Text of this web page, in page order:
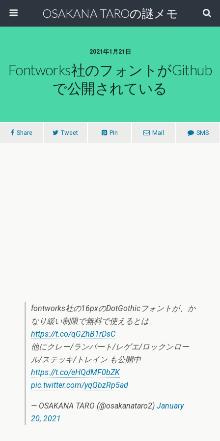
OSAKANA TAROの謎メモ
2021年1月21日
Fontworks社のフォントがgithub
で公開されている
Share Tweet Pin Mail SMS
fontworks社の16pxのDotGothicフォントが、か
なり緩い制限で無料で使えるとは
https://t.co/qGZhB1rDsC
他にクレー/ランパート/レゲエ/ロックンロー
ル/ステッキ/トレイン も公開中
https://t.co/eHQdMF0bZK
pic.twitter.com/yqQbzRp5ad
— OSAKANA TARO (@osakanataro2) January
20, 2021